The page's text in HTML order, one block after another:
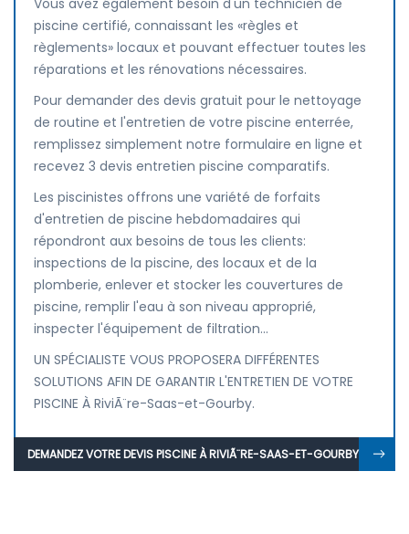
Vous avez également besoin d'un technicien de
piscine certifié, connaissant les «règles et
règlements» locaux et pouvant effectuer toutes les
réparations et les rénovations nécessaires.
Pour demander des devis gratuit pour le nettoyage
de routine et l'entretien de votre piscine enterrée,
remplissez simplement notre formulaire en ligne et
recevez 3 devis entretien piscine comparatifs.
Les piscinistes offrons une variété de forfaits
d'entretien de piscine hebdomadaires qui
répondront aux besoins de tous les clients:
inspections de la piscine, des locaux et de la
plomberie, enlever et stocker les couvertures de
piscine, remplir l'eau à son niveau approprié,
inspecter l'équipement de filtration...
UN SPÉCIALISTE VOUS PROPOSERA DIFFÉRENTES
SOLUTIONS AFIN DE GARANTIR L'ENTRETIEN DE VOTRE
PISCINE À RiviÃ¨re-Saas-et-Gourby.
DEMANDEZ VOTRE DEVIS PISCINE À RIVIÃ¨RE-SAAS-ET-GOURBY